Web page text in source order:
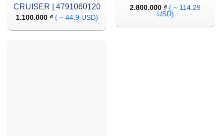
CRUISER | 4791060120
1.100.000 ₫ ( ~ 44.9 USD)
2.800.000 ₫ ( ~ 114.29
USD)